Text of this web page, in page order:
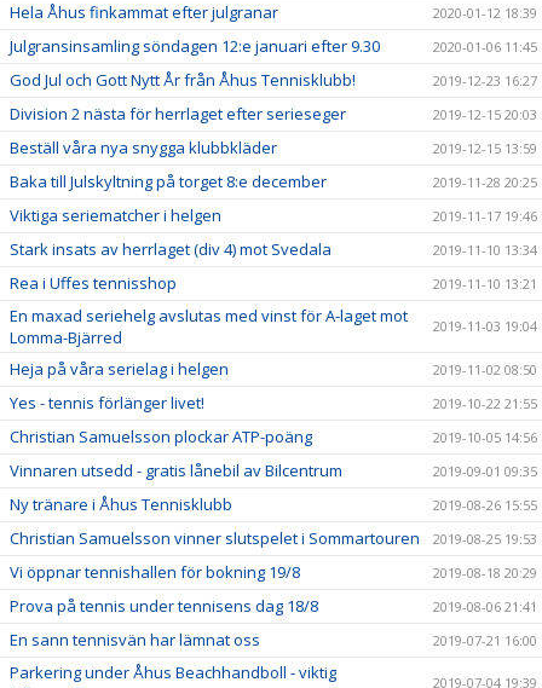
Hela Åhus finkammat efter julgranar 2020-01-12 18:39
Julgransinsamling söndagen 12:e januari efter 9.30 2020-01-06 11:45
God Jul och Gott Nytt År från Åhus Tennisklubb! 2019-12-23 16:27
Division 2 nästa för herrlaget efter serieseger 2019-12-15 20:03
Beställ våra nya snygga klubbkläder 2019-12-15 13:59
Baka till Julskyltning på torget 8:e december 2019-11-28 20:25
Viktiga seriematcher i helgen 2019-11-17 19:46
Stark insats av herrlaget (div 4) mot Svedala 2019-11-10 13:34
Rea i Uffes tennisshop 2019-11-10 13:21
En maxad seriehelg avslutas med vinst för A-laget mot
Lomma-Bjärred
2019-11-03 19:04
Heja på våra serielag i helgen 2019-11-02 08:50
Yes - tennis förlänger livet! 2019-10-22 21:55
Christian Samuelsson plockar ATP-poäng 2019-10-05 14:56
Vinnaren utsedd - gratis lånebil av Bilcentrum 2019-09-01 09:35
Ny tränare i Åhus Tennisklubb 2019-08-26 15:55
Christian Samuelsson vinner slutspelet i Sommartouren 2019-08-25 19:53
Vi öppnar tennishallen för bokning 19/8 2019-08-18 20:29
Prova på tennis under tennisens dag 18/8 2019-08-06 21:41
En sann tennisvän har lämnat oss 2019-07-21 16:00
Parkering under Åhus Beachhandboll - viktig
2019-07-04 19:39